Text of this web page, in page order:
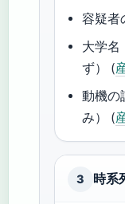
容疑者
大学名
ず） (
動機の
み） (
3 時系